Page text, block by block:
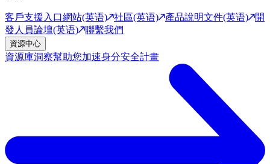
客戶支援入口網站(英语) 社區(英语) 產品說明文件(英语)
開
發人員論壇(英语)
聯繫我們
資源中心
資源庫洞察幫助您加速身分安全計畫